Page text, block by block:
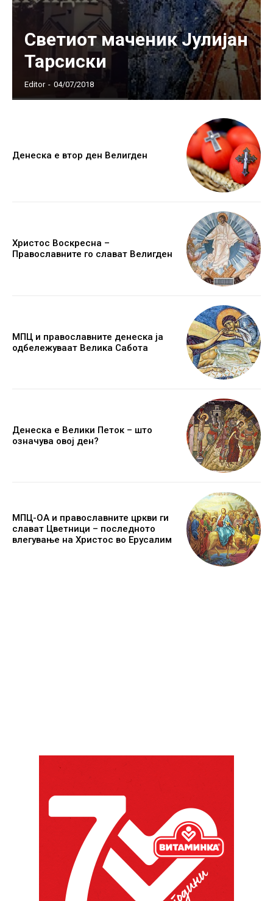
Светиот маченик Јулијан
Тарсиски
Editor - 04/07/2018
Денеска е втор ден Велигден
Христос Воскресна –
Православните го слават Велигден
МПЦ и православните денеска ја
одбележуваат Велика Сабота
Денеска е Велики Петок – што
означува овој ден?
МПЦ-ОА и православните цркви ги
слават Цветници – последното
влегување на Христос во Ерусалим